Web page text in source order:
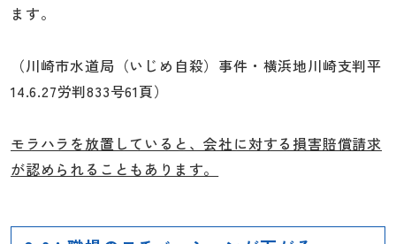
ます。
（川崎市水道局（いじめ自殺）事件・横浜地川崎支判平
14.6.27労判833号61頁）
モラハラを放置していると、会社に対する損害賠償請求
が認められることもあります。